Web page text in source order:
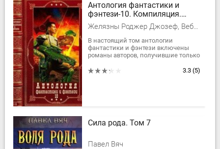
Антология фантастики и
фэнтези-10. Компиляция.
Книги 1-11
Желязны Роджер Джозеф, Вебер Дэвид Марк, Макколлум Майкл, Гарет Пауэлл
В настоящий том антологии
фантастики и фэнтези включены
романы авторов, получившие только
Приятного чтения! Содержание:3.3 (5)
Сила рода. Том 7
Павел Вяч